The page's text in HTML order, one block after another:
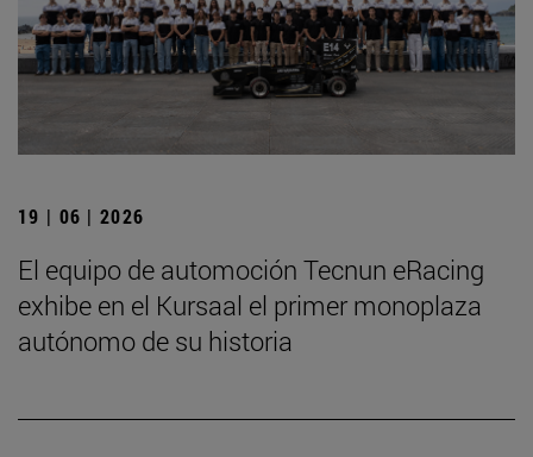
19 | 06 | 2026
El equipo de automoción Tecnun eRacing
exhibe en el Kursaal el primer monoplaza
autónomo de su historia